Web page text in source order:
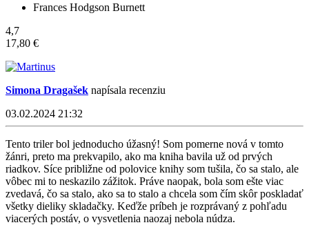
Frances Hodgson Burnett
4,7
17,80 €
Simona Dragašek napísala recenziu
03.02.2024 21:32
Tento triler bol jednoducho úžasný! Som pomerne nová v tomto
žánri, preto ma prekvapilo, ako ma kniha bavila už od prvých
riadkov. Síce približne od polovice knihy som tušila, čo sa stalo, ale
vôbec mi to neskazilo zážitok. Práve naopak, bola som ešte viac
zvedavá, čo sa stalo, ako sa to stalo a chcela som čím skôr poskladať
všetky dieliky skladačky. Keďže príbeh je rozprávaný z pohľadu
viacerých postáv, o vysvetlenia naozaj nebola núdza.